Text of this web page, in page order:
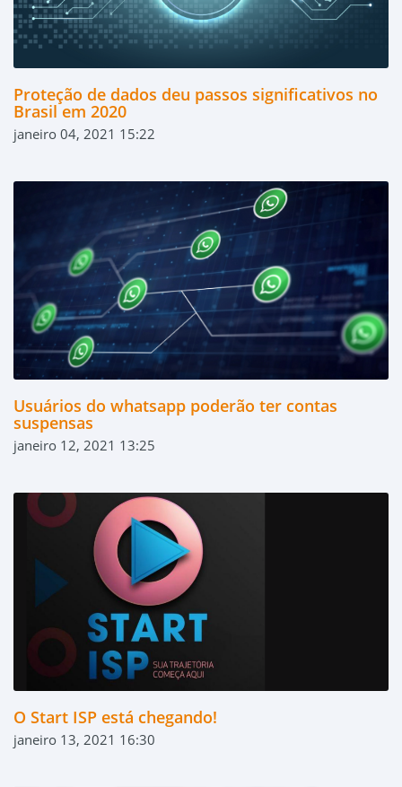
Proteção de dados deu passos significativos no
Brasil em 2020
janeiro 04, 2021 15:22
Usuários do whatsapp poderão ter contas
suspensas
janeiro 12, 2021 13:25
O Start ISP está chegando!
janeiro 13, 2021 16:30